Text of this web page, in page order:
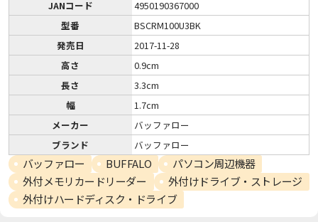
JANコード
4950190367000
型番
BSCRM100U3BK
発売日
2017-11-28
高さ
0.9cm
長さ
3.3cm
幅
1.7cm
メーカー
バッファロー
ブランド
バッファロー
バッファロー BUFFALO
パソコン周辺機器
外付メモリカードリーダー
外付けドライブ・ストレージ
外付けハードディスク・ドライブ